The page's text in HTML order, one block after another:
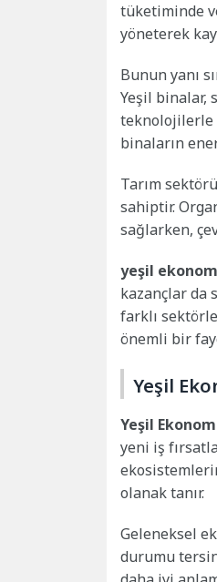
tüketiminde
yöneterek
Bunun yanı
Yeşil binalar,
teknolojilerle
binaların
Tarım
sahiptir.
sağlarken,
yeşil
kazançlar da
farklı
önemli bir
Yeşil
Yeşil
yeni iş
olanak tanır.
Geleneksel
durumu